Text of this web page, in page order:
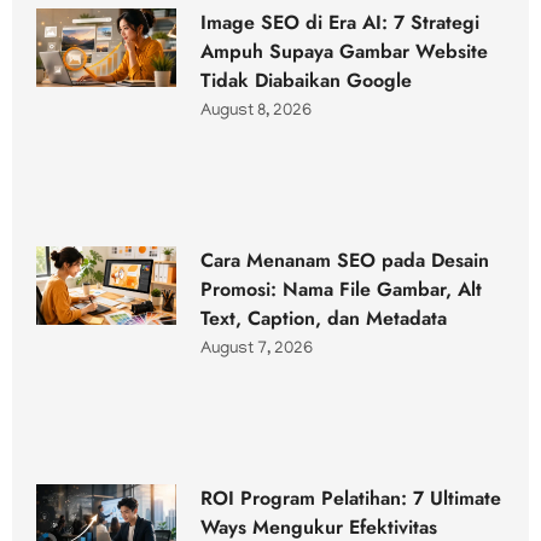
Image SEO di Era AI: 7 Strategi
Ampuh Supaya Gambar Website
Tidak Diabaikan Google
August 8, 2026
Cara Menanam SEO pada Desain
Promosi: Nama File Gambar, Alt
Text, Caption, dan Metadata
August 7, 2026
ROI Program Pelatihan: 7 Ultimate
Ways Mengukur Efektivitas